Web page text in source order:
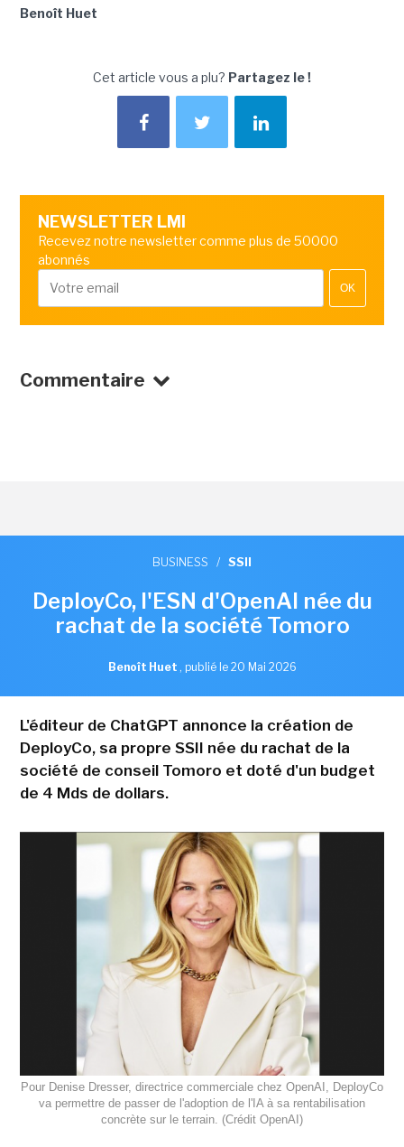
Benoît Huet
Cet article vous a plu? Partagez le !
NEWSLETTER LMI
Recevez notre newsletter comme plus de 50000
abonnés
OK
Commentaire
BUSINESS / SSII
DeployCo, l'ESN d'OpenAI née du
rachat de la société Tomoro
Benoît Huet , publié le 20 Mai 2026
L'éditeur de ChatGPT annonce la création de
DeployCo, sa propre SSII née du rachat de la
société de conseil Tomoro et doté d'un budget
de 4 Mds de dollars.
Pour Denise Dresser, directrice commerciale chez OpenAI, DeployCo
va permettre de passer de l'adoption de l'IA à sa rentabilisation
concrète sur le terrain. (Crédit OpenAI)